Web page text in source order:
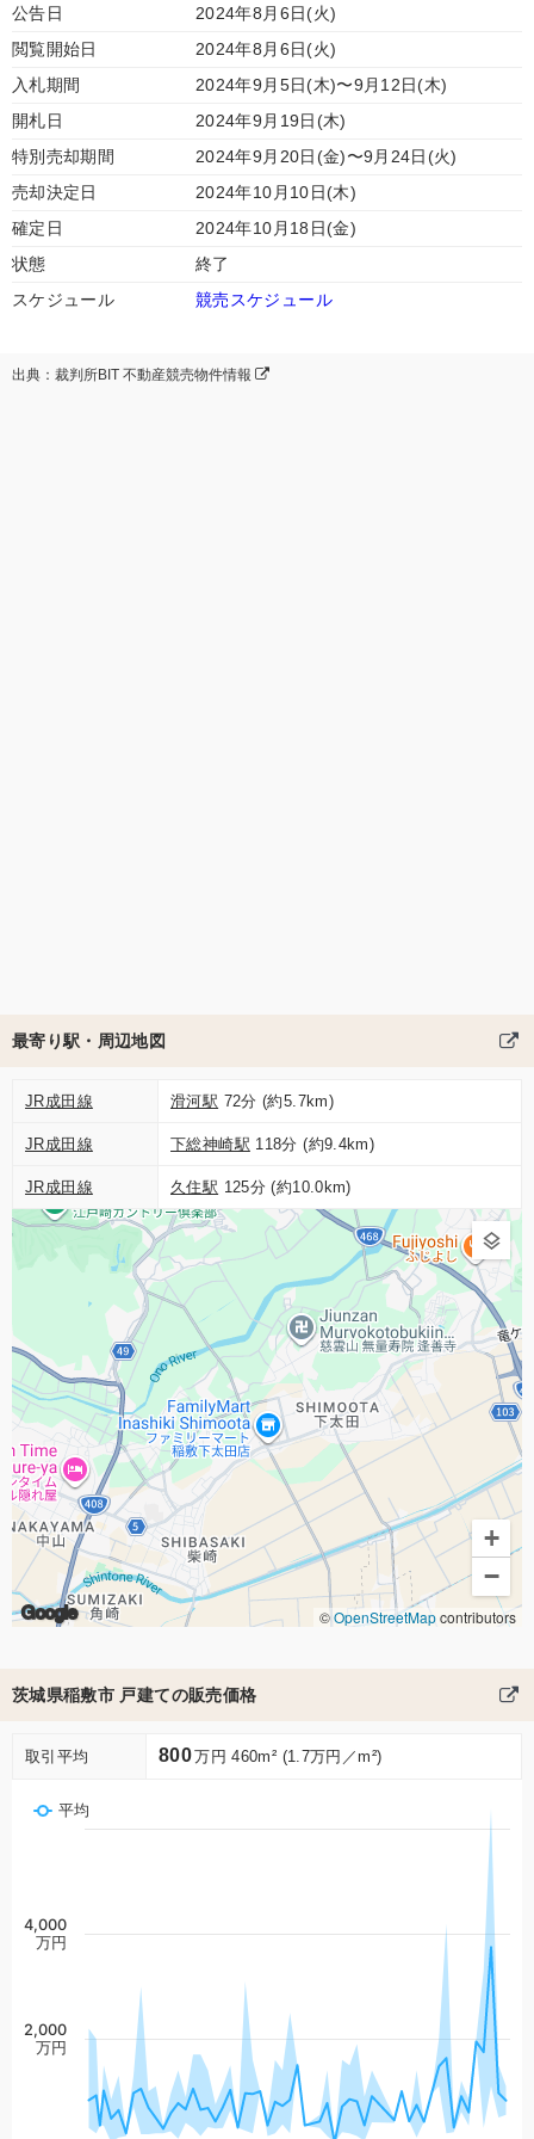
公告日
2024年8月6日(火)
閲覧開始日
2024年8月6日(火)
入札期間
2024年9月5日(木)〜9月12日(木)
開札日
2024年9月19日(木)
特別売却期間
2024年9月20日(金)〜9月24日(火)
売却決定日
2024年10月10日(木)
確定日
2024年10月18日(金)
状態
終了
スケジュール
競売スケジュール
出典：裁判所BIT 不動産競売物件情報
最寄り駅・周辺地図
JR成田線 滑河駅 72分 (約5.7km)
JR成田線 下総神崎駅 118分 (約9.4km)
JR成田線 久住駅 125分 (約10.0km)
Google
+
−
©OpenStreetMapcontributors
茨城県稲敷市 戸建ての販売価格
取引平均 800万円 460m² (1.7万円／m²)
平均
2,000
万円
4,000
万円